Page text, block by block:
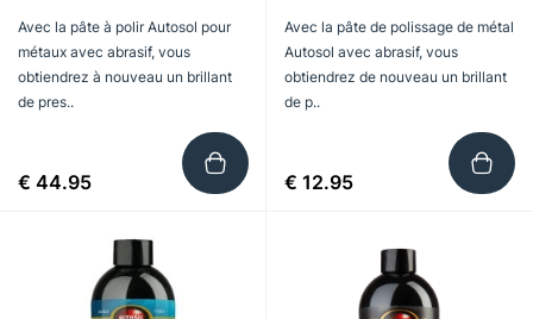
Avec la pâte à polir Autosol pour
métaux avec abrasif, vous
obtiendrez à nouveau un brillant
de pres..
€ 44.95
Avec la pâte de polissage de métal
Autosol avec abrasif, vous
obtiendrez de nouveau un brillant
de p..
€ 12.95